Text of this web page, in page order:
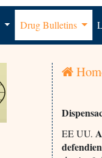
Drug Bulletins
EE UU.